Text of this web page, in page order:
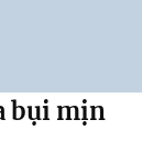
bụi mịn